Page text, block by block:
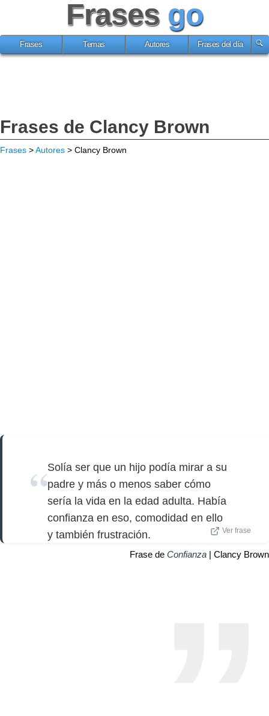
Frases go
Frases Temas Autores Frases del día
Frases de Clancy Brown
Frases >Autores > Clancy Brown
Solía ser que un hijo podía mirar a su
padre y más o menos saber cómo
sería la vida en la edad adulta. Había
confianza en eso, comodidad en ello
y también frustración.
Ver frase
Frase de Confianza | Clancy Brown